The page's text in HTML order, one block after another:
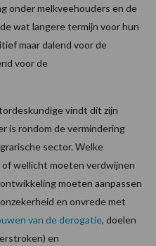
onder melkveehouders en de
wat langere termijn voor hun
maar dalend voor de
voor de
vindt dit zijn
is rondom de vermindering
sector. Welke
wellicht moeten verdwijnen
moeten aanpassen
en onvrede met
van de derogatie, doelen
en